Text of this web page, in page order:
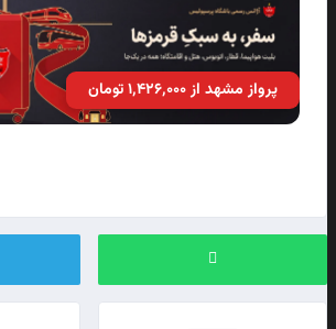
پرواز مشهد از ۱٬۴۲۶٬۰۰۰ تومان